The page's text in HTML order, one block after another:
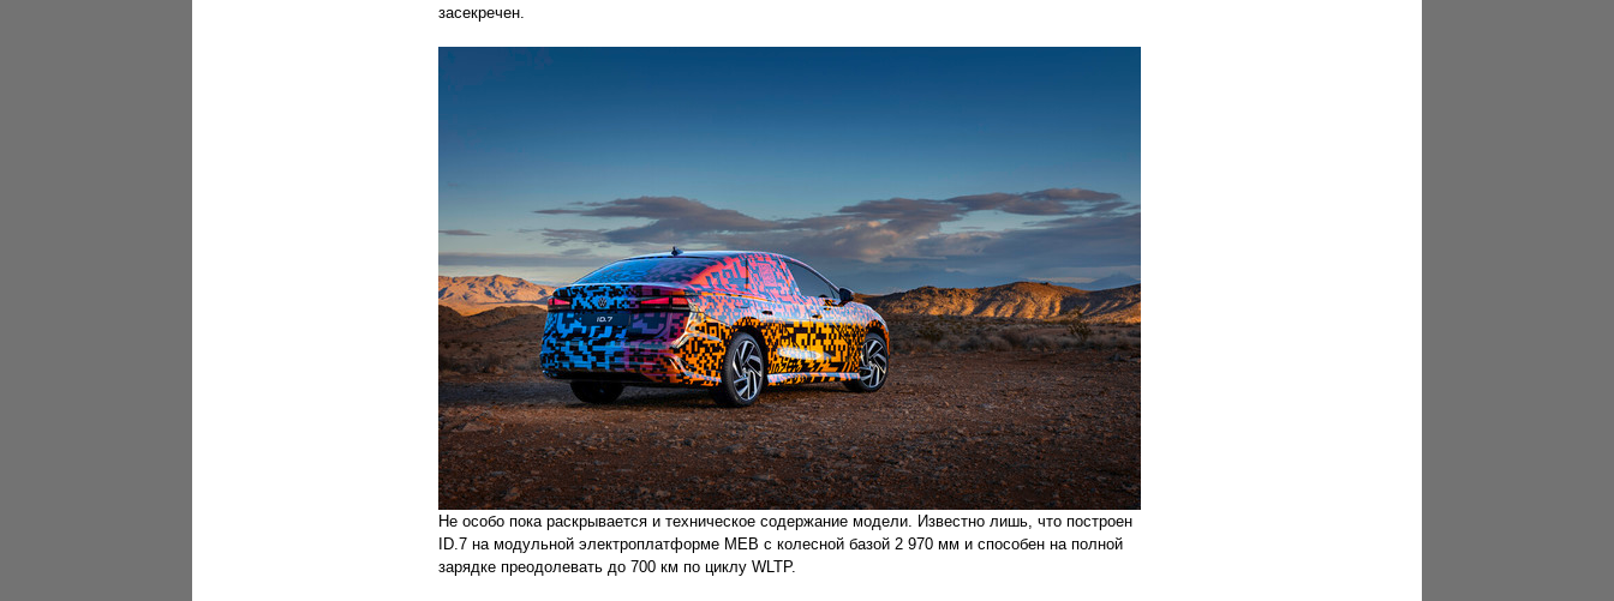
засекречен.
Не особо пока раскрывается и техническое содержание модели. Известно лишь, что построен
ID.7 на модульной электроплатформе MEB с колесной базой 2 970 мм и способен на полной
зарядке преодолевать до 700 км по циклу WLTP.